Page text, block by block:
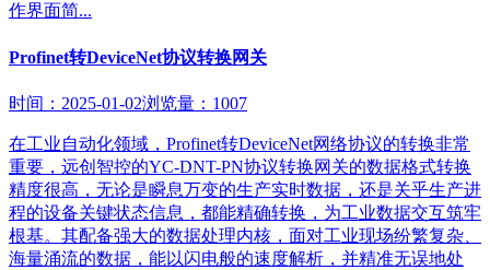
作界面简...
Profinet转DeviceNet协议转换网关
时间：2025-01-02浏览量：1007
在工业自动化领域，Profinet转DeviceNet网络协议的转换非常
重要，远创智控的YC-DNT-PN协议转换网关的数据格式转换
精度很高，无论是瞬息万变的生产实时数据，还是关乎生产进
程的设备关键状态信息，都能精确转换，为工业数据交互筑牢
根基。其配备强大的数据处理内核，面对工业现场纷繁复杂、
海量涌流的数据，能以闪电般的速度解析，并精准无误地处